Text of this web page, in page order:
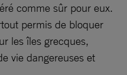
comme sûr pour eux.
permis de bloquer
les îles grecques,
vie dangereuses et